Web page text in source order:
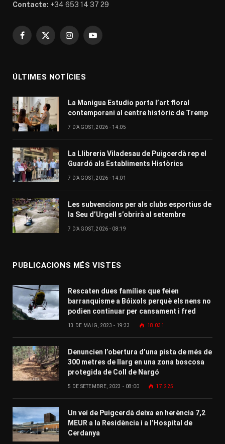
Contacte: +34 653 14 37 29
Facebook
X
InstagramYouTube
ÚLTIMES NOTÍCIES
La Manigua Estudio porta l’art floral
contemporani al centre històric de Tremp
7 D'AGOST, 2026 - 14:05
La Llibreria Viladesau de Puigcerdà rep el
Guardó als Establiments Històrics
7 D'AGOST, 2026 - 14:01
Les subvencions per als clubs esportius de
la Seu d’Urgell s’obrirà al setembre
7 D'AGOST, 2026 - 08:19
PUBLICACIONS MÉS VISTES
Rescaten dues famílies que feien
barranquisme a Bóixols perquè els nens no
podien continuar per cansament i fred
13 DE MAIG, 2023 - 19:33 18.031
Denuncien l’obertura d’una pista de més de
300 metres de llarg en una zona boscosa
protegida de Coll de Nargó
5 DE SETEMBRE, 2023 - 08:00 17.225
Un veí de Puigcerdà deixa en herència 7,2
MEUR a la Residència i a l’Hospital de
Cerdanya